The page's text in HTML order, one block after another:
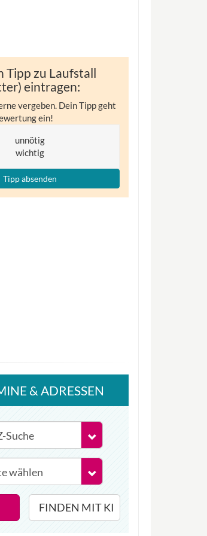
Tipp zu Laufstall
eintragen:
vergeben. Dein Tipp geht
ein!
unnötig
wichtig
Tipp absenden
& ADRESSEN
FINDEN MIT KI